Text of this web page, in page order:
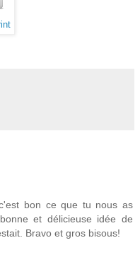
bon ce que tu nous as
et délicieuse idée de
Bravo et gros bisous!